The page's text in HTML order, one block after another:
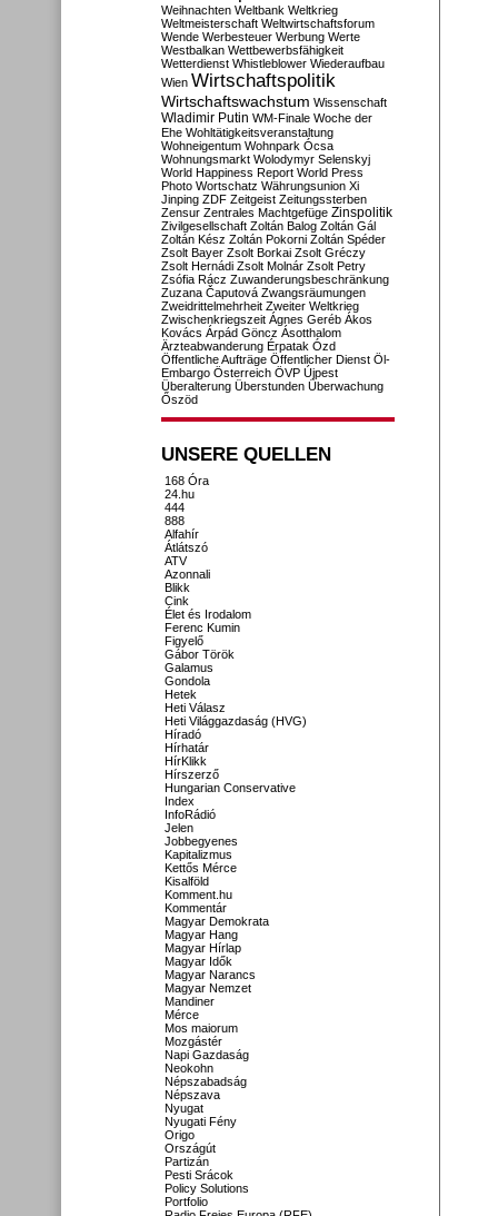
Weihnachten Weltbank Weltkrieg
Weltmeisterschaft Weltwirtschaftsforum
Wende Werbesteuer Werbung Werte
Westbalkan Wettbewerbsfähigkeit
Wetterdienst Whistleblower Wiederaufbau
Wien Wirtschaftspolitik
Wirtschaftswachstum Wissenschaft
Wladimir Putin WM-Finale Woche der
Ehe Wohltätigkeitsveranstaltung
Wohneigentum Wohnpark Ócsa
Wohnungsmarkt Wolodymyr Selenskyj
World Happiness Report World Press
Photo Wortschatz Währungsunion Xi
Jinping ZDF Zeitgeist Zeitungssterben
Zensur Zentrales Machtgefüge Zinspolitik
Zivilgesellschaft Zoltán Balog Zoltán Gál
Zoltán Kész Zoltán Pokorni Zoltán Spéder
Zsolt Bayer Zsolt Borkai Zsolt Gréczy
Zsolt Hernádi Zsolt Molnár Zsolt Petry
Zsófia Rácz Zuwanderungsbeschränkung
Zuzana Čaputová Zwangsräumungen
Zweidrittelmehrheit Zweiter Weltkrieg
Zwischenkriegszeit Ágnes Geréb Ákos
Kovács Árpád Göncz Ásotthalom
Ärzteabwanderung Érpatak Ózd
Öffentliche Aufträge Öffentlicher Dienst Öl-
Embargo Österreich ÖVP Újpest
Überalterung Überstunden Überwachung
Őszöd
UNSERE QUELLEN
168 Óra
24.hu
444
888
Alfahír
Átlátszó
ATV
Azonnali
Blikk
Cink
Élet és Irodalom
Ferenc Kumin
Figyelő
Gábor Török
Galamus
Gondola
Hetek
Heti Válasz
Heti Világgazdaság (HVG)
Híradó
Hírhatár
HírKlikk
Hírszerző
Hungarian Conservative
Index
InfoRádió
Jelen
Jobbegyenes
Kapitalizmus
Kettős Mérce
Kisalföld
Komment.hu
Kommentár
Magyar Demokrata
Magyar Hang
Magyar Hírlap
Magyar Idők
Magyar Narancs
Magyar Nemzet
Mandiner
Mérce
Mos maiorum
Mozgástér
Napi Gazdaság
Neokohn
Népszabadság
Népszava
Nyugat
Nyugati Fény
Origo
Országút
Partizán
Pesti Srácok
Policy Solutions
Portfolio